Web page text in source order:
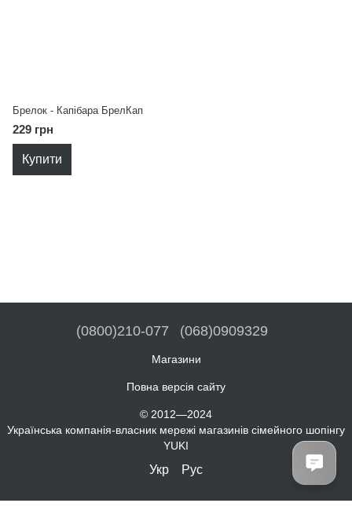
Брелок - Капібара БрелКап
229 грн
Купити
(0800)210-077 (068)0909329
Магазини
Повна версія сайту
© 2012—2024
Українська компанія-власник мережі магазинів сімейного шопінгу
YUKI
Укр Рус